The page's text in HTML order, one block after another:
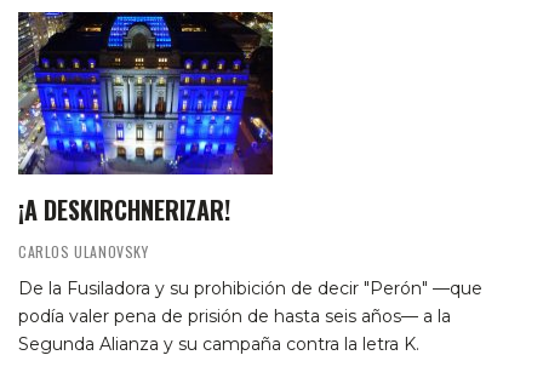
¡A DESKIRCHNERIZAR!
CARLOS ULANOVSKY
De la Fusiladora y su prohibición de decir "Perón" —que
podía valer pena de prisión de hasta seis años— a la
Segunda Alianza y su campaña contra la letra K.